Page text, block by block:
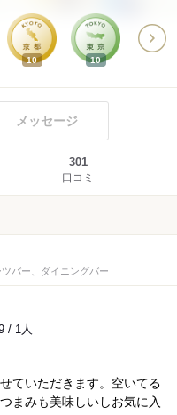
10 10
メッセージ
301
口コミ
バー、ダイニングバー
/ 1人
ていただきます。空いてる
まみも美味しいしお気に入